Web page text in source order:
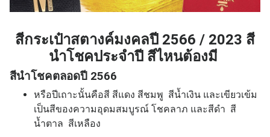
สีกระเป๋าสตางค์มงคลปี 2566 / 2023 สี
นำโชคประจำปี สีไหนต้องมี
สีนำโชคตลอดปี 2566
หรือปีเถาะนั้นคือสี สีแดง สีชมพู สีน้ำเงิน และเขียวเข้ม
เป็นสีของความอุดมสมบูรณ์ โชคลาภ และสีดำ สี
น้ำตาล สีเหลือง